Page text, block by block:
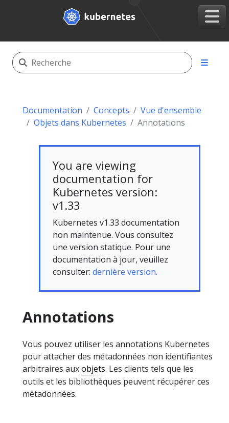
Documentation Concepts
Vue d'ensemble
Objets dans Kubernetes
Annotations
You are viewing
documentation for
Kubernetes version:
v1.33
Kubernetes v1.33 documentation
non maintenue. Vous consultez
une version statique. Pour une
documentation à jour, veuillez
consulter: dernière version.
Annotations
Vous pouvez utiliser les annotations Kubernetes
pour attacher des métadonnées non identifiantes
arbitraires auxobjets. Les clients tels que les
outils et les bibliothèques peuvent récupérer ces
métadonnées.